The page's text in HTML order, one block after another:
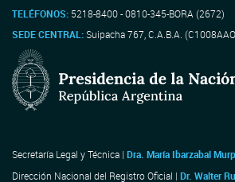
TELÉFONOS: 5218-8400 - 0810-345-BORA (2672)
SEDE CENTRAL:Suipacha 767, C.A.B.A.
Secretaría Legal y Técnica | Dra. María Ibarzabal
Dirección Nacional del Registro Oficial | Dr. Walter